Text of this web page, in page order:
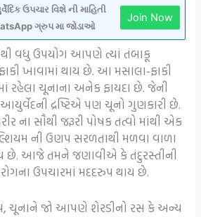
ઉપચાર વિશે ની માહિતી
ગ્રુપ મા જોડાઓ
Join Now
વધુ ઉપયોગ આપણે ત્યાં તંબાકૂ
ખાવામાં થાય છે. આ મસાલા-ફાકી
રહેલા ચૂનાના અનેક ફાયદા છે. જેની
દ્રષ્ટિએ પણ ચૂનો ગુણકારી છે.
ના સૌથી જરૂરી પોષક તત્વો માંથી એક
ની ઉણપ સરળતાથી મળવા વાળા
છે. આજે તમને જણાવીએ કે તંદુરસ્તીની
ઉપચારમાં મદદરુપ થાય છે.
ચૂનાને જો આપણે શેરડીનો રસ કે અન્ય